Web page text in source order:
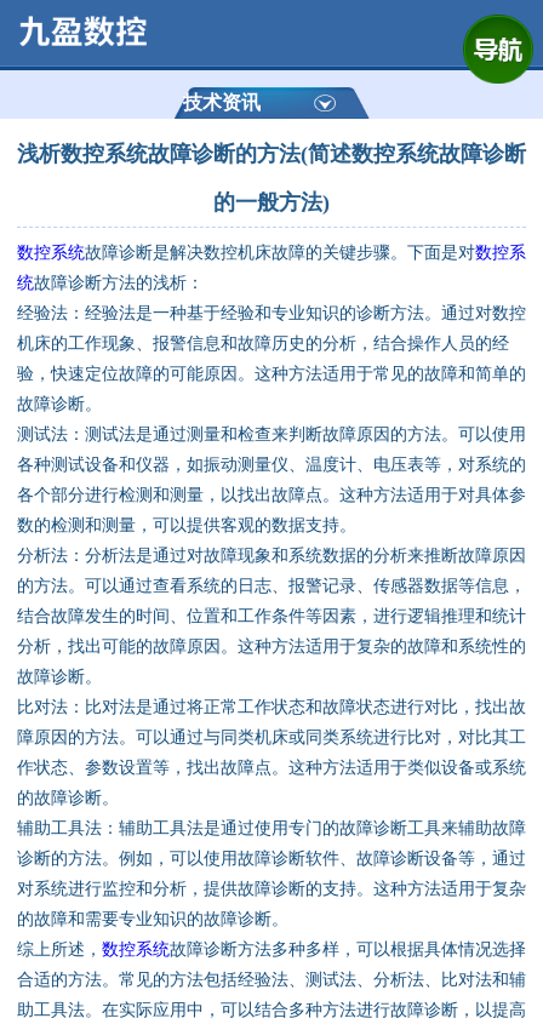
公司简介
产品展示
运动控制器
定制数控系统
公司动态
资料下载
行业新闻
产品应用
技术资讯
浅析数控系统故障诊断的方法(简述数控系统故障诊断
的一般方法)
数控系统故障诊断是解决数控机床故障的关键步骤。下面是对数控系
统故障诊断方法的浅析：
经验法：经验法是一种基于经验和专业知识的诊断方法。通过对数控
机床的工作现象、报警信息和故障历史的分析，结合操作人员的经
验，快速定位故障的可能原因。这种方法适用于常见的故障和简单的
故障诊断。
测试法：测试法是通过测量和检查来判断故障原因的方法。可以使用
各种测试设备和仪器，如振动测量仪、温度计、电压表等，对系统的
各个部分进行检测和测量，以找出故障点。这种方法适用于对具体参
数的检测和测量，可以提供客观的数据支持。
分析法：分析法是通过对故障现象和系统数据的分析来推断故障原因
的方法。可以通过查看系统的日志、报警记录、传感器数据等信息，
结合故障发生的时间、位置和工作条件等因素，进行逻辑推理和统计
分析，找出可能的故障原因。这种方法适用于复杂的故障和系统性的
故障诊断。
比对法：比对法是通过将正常工作状态和故障状态进行对比，找出故
障原因的方法。可以通过与同类机床或同类系统进行比对，对比其工
作状态、参数设置等，找出故障点。这种方法适用于类似设备或系统
的故障诊断。
辅助工具法：辅助工具法是通过使用专门的故障诊断工具来辅助故障
诊断的方法。例如，可以使用故障诊断软件、故障诊断设备等，通过
对系统进行监控和分析，提供故障诊断的支持。这种方法适用于复杂
的故障和需要专业知识的故障诊断。
综上所述， 数控系统故障诊断方法多种多样，可以根据具体情况选择
合适的方法。常见的方法包括经验法、测试法、分析法、比对法和辅
助工具法。在实际应用中，可以结合多种方法进行故障诊断，以提高